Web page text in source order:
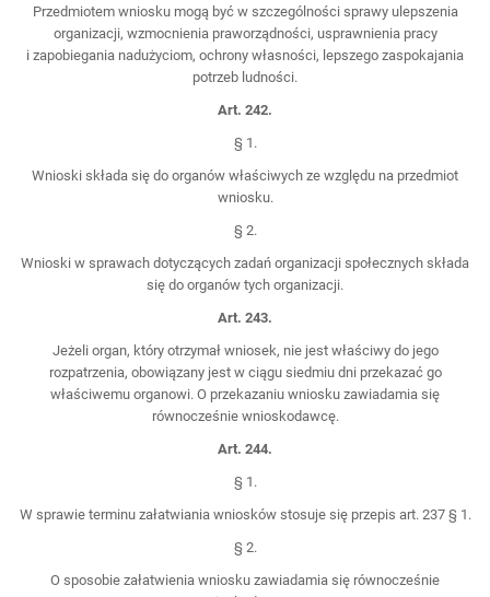
Przedmiotem wniosku mogą być w szczególności sprawy ulepszenia
organizacji, wzmocnienia praworządności, usprawnienia pracy
i zapobiegania nadużyciom, ochrony własności, lepszego zaspokajania
potrzeb ludności.
Art. 242.
§ 1.
Wnioski składa się do organów właściwych ze względu na przedmiot
wniosku.
§ 2.
Wnioski w sprawach dotyczących zadań organizacji społecznych składa
się do organów tych organizacji.
Art. 243.
Jeżeli organ, który otrzymał wniosek, nie jest właściwy do jego
rozpatrzenia, obowiązany jest w ciągu siedmiu dni przekazać go
właściwemu organowi. O przekazaniu wniosku zawiadamia się
równocześnie wnioskodawcę.
Art. 244.
§ 1.
W sprawie terminu załatwiania wniosków stosuje się przepis art. 237 § 1.
§ 2.
O sposobie załatwienia wniosku zawiadamia się równocześnie